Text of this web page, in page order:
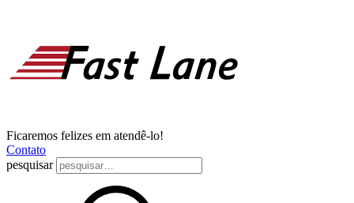
Ficaremos felizes em atendê-lo!
Contato
pesquisar